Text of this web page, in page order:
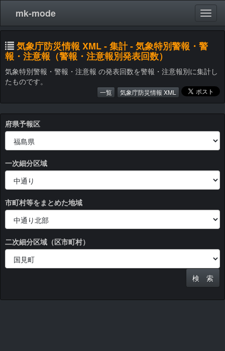
mk-mode
気象庁防災情報 XML - 集計 - 気象特別警報・警
報・注意報（警報・注意報別発表回数）
気象特別警報・警報・注意報 の発表回数を警報・注意報別に集計し
たものです。
一覧 気象庁防災情報 XML
府県予報区
一次細分区域
市町村等をまとめた地域
二次細分区域（区市町村）